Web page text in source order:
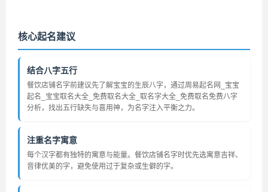
核心起名建议
结合八字五行
餐饮店铺名字前建议先了解宝宝的生辰八字，通过周易起名网_宝宝
起名_宝宝取名大全_免费取名大全_取名字大全_免费取名免费八字
分析，找出五行缺失与喜用神，为名字注入平衡之力。
注重名字寓意
每个汉字都有独特的寓意与能量。餐饮店铺名字时优先选寓意吉祥、
音律优美的字，避免使用过于复杂或生僻的字。